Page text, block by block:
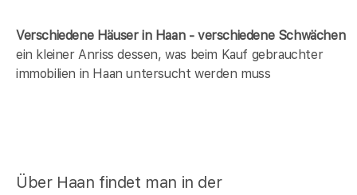
Verschiedene Häuser in Haan - verschiedene Schwächen
ein kleiner Anriss dessen, was beim Kauf gebrauchter
immobilien in Haan untersucht werden muss
Über Haan findet man in der